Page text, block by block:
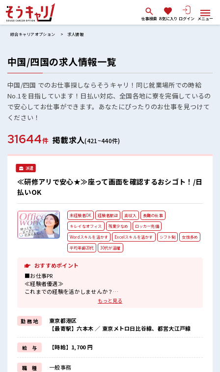
仕事検索 お気に入り ログイン メニュー
綜合キャリアオプション 求人情報
中国/四国の求人情報一覧
中国/四国 でのお仕事探しならそうキャリ！同じ就業場所での時給
No.1を目指しています！日払い対応、全国各地に寮を完備しているの
で安心してお仕事ができます。あなたにぴったりのお仕事を見つけて
ください！
31644件 掲載求人(421~440件)
派遣
≪研修アリで安心★≫座って画面を確認するおシゴト！/日
払いOK
未経験者OK 経験者歓迎 高収入
長期の仕事
キレイなオフィス
残業少なめ
ロッカー完備
Wordスキルを活かす
Excelスキルを活かす シフト制
女性多め
平均年齢20代
30代が活躍
おすすめポイント
■お仕事PR
≪経験者優遇≫
これまでの経験を活かしませんか？
≪女性も活躍中の職場≫
もちろん男性の応募もOKですよ！
≪時間にメリハリを≫
残業はほとんどナシ！
場合によってはお願いすることもあります♪
≪収入アップを目指せる≫
高時給だらけの派遣のお仕事です！
もっと見る
勤 務 地
東京都港区
【最寄駅】六本木 ／ 東京メトロ日比谷線、都営大江戸線
給 与 【時給】1,700 円
職 種 一般事務